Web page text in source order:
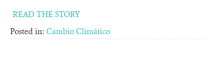
READ THE STORY
Posted in: Cambio Climático